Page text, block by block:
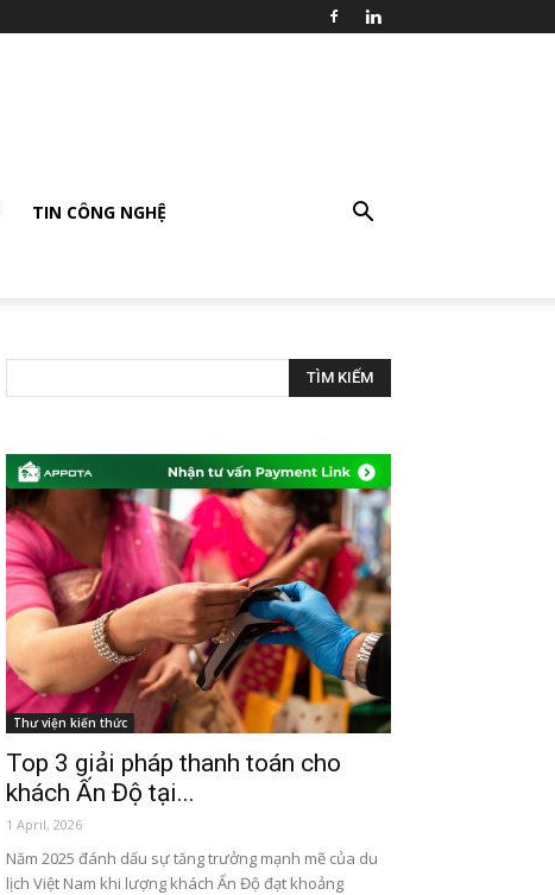
TIN CÔNG NGHỆ
Thư viện kiến thức
Top 3 giải pháp thanh toán cho
khách Ấn Độ tại...
1 April, 2026
Năm 2025 đánh dấu sự tăng trưởng mạnh mẽ của du
lịch Việt Nam khi lượng khách Ấn Độ đạt khoảng